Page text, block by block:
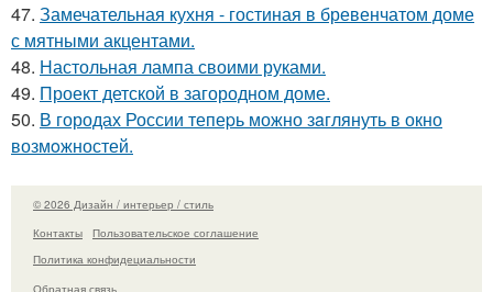
47. Замечательная кухня - гостиная в бревенчатом доме
с мятными акцентами.
48. Настольная лампа своими руками.
49. Проект детской в загородном доме.
50. В городах России тепеpь можно зaглянуть в окно
возмoжностей.
© 2026 Дизайн / интерьер / стиль
Контакты
Пользовательское соглашение
Политика конфидециальности
Обратная связь